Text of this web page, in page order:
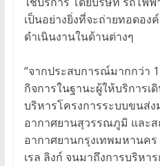
เป็นอย่างยิ่งที่จะถ่ายทอดอ
ดำเนินงานในด้านต่างๆ
“จากประสบการณ์มากกว่า
กิจการในฐานะผู้ให้บริการเ
บริหารโครงการระบบขนส่
อากาศยานสุวรรณภูมิ และ
อากาศยานกรุงเทพมหานค
เรล ลิงก์ จนมาถึงการบริหา